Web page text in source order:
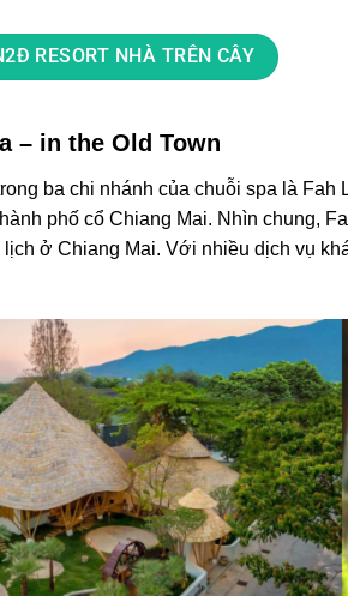
RESORT NHÀ TRÊN CÂY
– in the Old Town
ba chi nhánh của chuỗi spa là
phố cổ Chiang Mai. Nhìn chung,
ở Chiang Mai. Với nhiều dịch vụ